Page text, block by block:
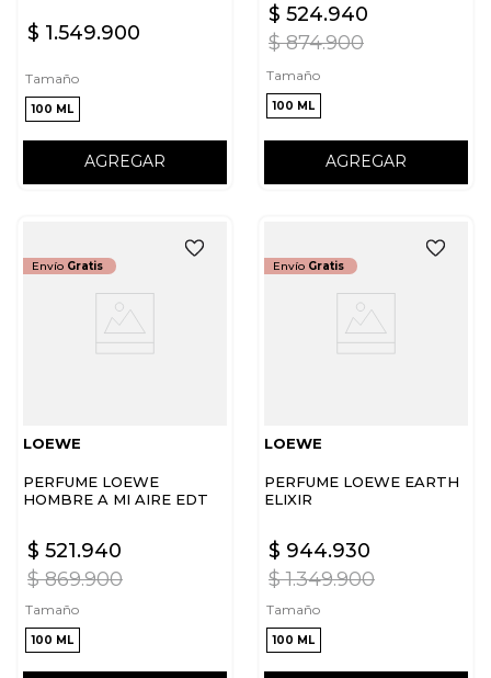
$ 1.549.900
Tamaño
100 ML
AGREGAR
$ 874.900
$ 524.940
Tamaño
100 ML
AGREGAR
Envío Gratis
LOEWE
PERFUME LOEWE
HOMBRE A MI AIRE EDT
$ 869.900
$ 521.940
Tamaño
100 ML
Envío Gratis
LOEWE
PERFUME LOEWE EARTH
ELIXIR
$ 1.349.900
$ 944.930
Tamaño
100 ML